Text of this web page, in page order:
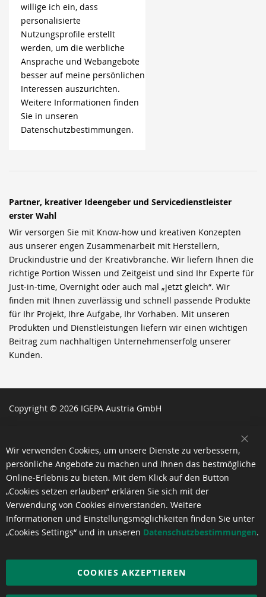
willige ich ein, dass
personalisierte
Nutzungsprofile erstellt
werden, um die werbliche
Ansprache und Webangebote
besser auf meine persönlichen
Interessen auszurichten.
Weitere Informationen finden
Sie in unseren
Datenschutzbestimmungen.
Partner, kreativer Ideengeber und Servicedienstleister
erster Wahl
Wir versorgen Sie mit Know-how und kreativen Konzepten
aus unserer engen Zusammenarbeit mit Herstellern,
Druckindustrie und der Kreativbranche. Wir liefern Ihnen die
richtige Portion Wissen und Zeitgeist und sind Ihr Experte für
Just-in-time, Overnight oder auch mal „jetzt gleich“. Wir
finden mit Ihnen zuverlässig und schnell passende Produkte
für Ihr Projekt, Ihre Aufgabe, Ihr Vorhaben. Mit unseren
Produkten und Dienstleistungen liefern wir einen wichtigen
Beitrag zum nachhaltigen Unternehmenserfolg unserer
Kunden.
Copyright © 2026 IGEPA Austria GmbH
Wir verwenden Cookies, um unsere Dienste zu verbessern,
persönliche Angebote zu machen und Ihnen das bestmögliche
Online-Erlebnis zu bieten. Mit dem Klick auf den Button
„Cookies setzen erlauben“ erklären Sie sich mit der
Verwendung von Cookies einverstanden. Weitere
Informationen und Einstellungsmöglichkeiten finden Sie unter
„Cookies Settings“ und in unseren Datenschutzbestimmungen.
COOKIES AKZEPTIEREN